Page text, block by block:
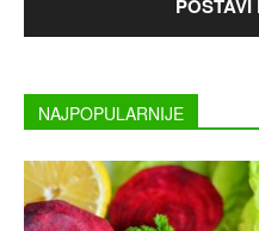
NAJPOPULARNIJE